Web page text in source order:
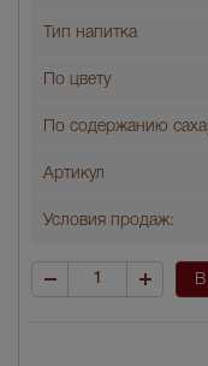
Тип напитка
По цвету
По содержанию
Артикул
Условия продаж:
В